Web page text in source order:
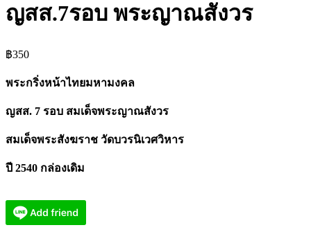
ญสส.7รอบ พระญาณสังวร
฿350
พระกริ่งหน้าไทยมหามงคล
ญสส. 7 รอบ สมเด็จพระญาณสังวร
สมเด็จพระสังฆราช วัดบวรนิเวศวิหาร
ปี 2540 กล่องเดิม